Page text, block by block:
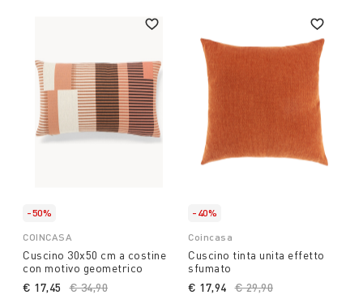
-50%
COINCASA
Cuscino 30x50 cm a costine
con motivo geometrico
Price reduced from
€ 34,90
€ 17,45
-40%
Coincasa
Cuscino tinta unita effetto
sfumato
Price reduced from
€ 29,90
€ 17,94